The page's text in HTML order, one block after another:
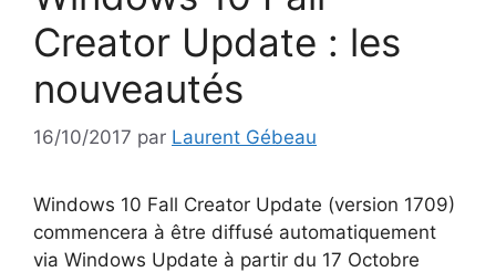
Creator Update : les
nouveautés
16/10/2017 par Laurent Gébeau
Windows 10 Fall Creator Update (version 1709)
commencera à être diffusé automatiquement
via Windows Update à partir du 17 Octobre